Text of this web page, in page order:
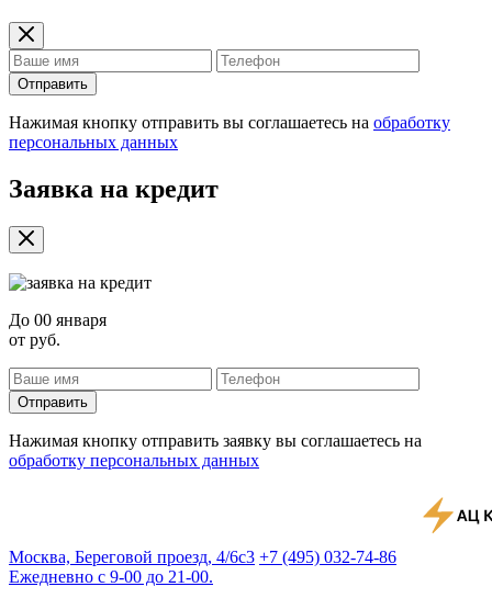
Отправить
Нажимая кнопку отправить вы соглашаетесь на обработку
персональных данных
Заявка на кредит
До 00 января
от руб.
Отправить
Нажимая кнопку отправить заявку вы соглашаетесь на
обработку персональных данных
Москва, Береговой проезд, 4/6с3 +7 (495) 032-74-86
Ежедневно с 9-00 до 21-00.